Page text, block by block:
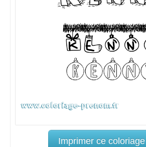
Imprimer ce coloriage